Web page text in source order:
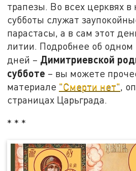
трапезы. Во всех церквях в
субботы служат
парастасы, а в сам этот
литии. Подробнее об одном
дней – Димитриевской
субботе – вы можете
материале "Смерти нет",
страницах Царьграда.
* * *